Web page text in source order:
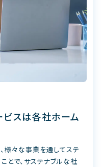
ビスは各社ホーム
様々な事業を通してステ
とで、サステナブルな社